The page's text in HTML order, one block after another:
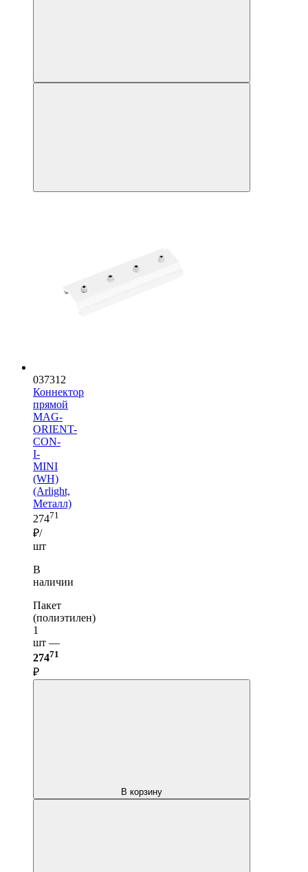
037312
Коннектор
прямой
MAG-
ORIENT-
CON-
I-
MINI
(WH)
(Arlight,
Металл)
27471
₽/
шт
В
наличии
Пакет
(полиэтилен)
1
шт —
27471
₽
В корзину